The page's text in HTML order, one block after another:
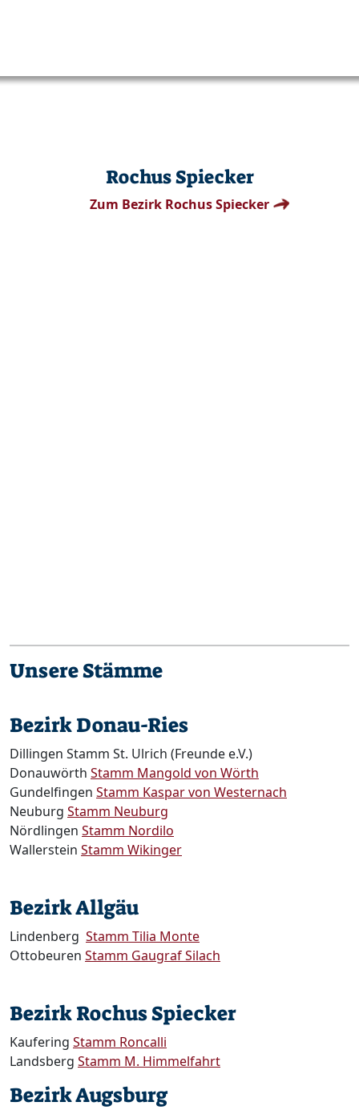
Rochus Spiecker
Zum Bezirk Rochus Spiecker
Unsere Stämme
Bezirk Donau-Ries
Dillingen Stamm St. Ulrich (Freunde e.V.)
Donauwörth Stamm Mangold von Wörth
Gundelfingen Stamm Kaspar von Westernach
Neuburg Stamm Neuburg
Nördlingen Stamm Nordilo
Wallerstein Stamm Wikinger
Bezirk Allgäu
Lindenberg Stamm Tilia Monte
Ottobeuren Stamm Gaugraf Silach
Bezirk Rochus Spiecker
Kaufering Stamm Roncalli
Landsberg Stamm M. Himmelfahrt
Bezirk Augsburg